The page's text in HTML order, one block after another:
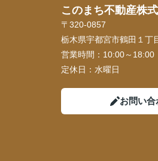
このまち不動産株
〒320-0857
栃木県宇都宮市鶴田１
営業時間： 10:00～18:00
定休日： 水曜日
お問い合